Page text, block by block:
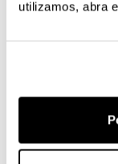
utilizamos, abra
18 y molibdeno.
¿quieres ver más
cuchillos Global